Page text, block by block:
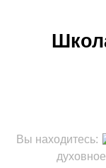
Вы находитесь: